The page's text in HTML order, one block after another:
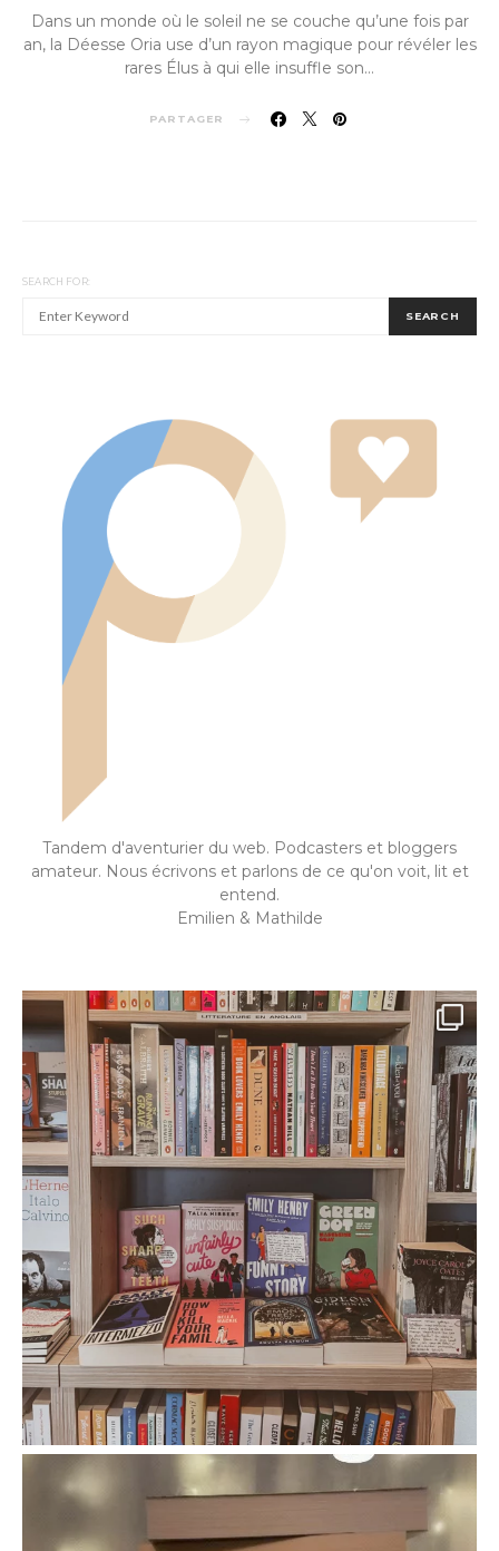
Dans un monde où le soleil ne se couche qu’une fois par
an, la Déesse Oria use d’un rayon magique pour révéler les
rares Élus à qui elle insuffle son…
PARTAGER
SEARCH FOR:
SEARCH
Tandem d'aventurier du web. Podcasters et bloggers
amateur. Nous écrivons et parlons de ce qu'on voit, lit et
entend.
Emilien & Mathilde